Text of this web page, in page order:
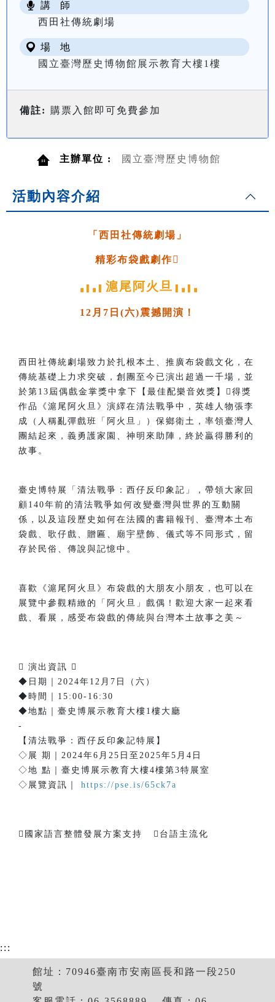
講 師
西田社傳統劇場
場 地
國立臺灣歷史博物館展示教育大樓1樓
備註: 購票入館即可免費參加
主辦單位 : 國立臺灣歷史博物館
活動內容介紹
「西田社傳統劇場」
精彩布袋戲劇作
▗▐▗▐ 滬尾阿火旦 ▐▗▐▗
12月7日(六)震撼開演！
西田社傳統劇場致力於扎根本土、推廣布袋戲文化，在
傳統基礎上力求突破，創團至今已演出超過一千場，並
於第13屆偶戲金掌獎中拿下【最佳配樂音效獎】得獎
作品《滬尾阿火旦》演繹在清法戰爭中，英雄人物張李
成（人稱亂彈戲班「阿火旦」）保鄉衛土，率領臺灣人
團結起來，義勇護家園、神明來助陣，終於贏得勝利的
故事。
臺史博特展「清法戰爭：西仔反印象記」，帶領大家回
顧140年前的清法戰爭如何改變臺灣與世界的互動關
係，以及這段歷史如何在法國的書籍報刊、臺灣本土布
袋戲、歌仔戲、贈匾、廟宇壁飾、儀式等不同形式，留
存於民俗、傳說與記憶中。
喜歡《滬尾阿火旦》布袋戲的大朋友小朋友，也可以在
展覽中參觀精緻的「阿火旦」戲偶！歡迎大家一起來看
戲、看展，感受布袋戲的傳統與台灣本土故事之美～
 演出資訊 
◆日期｜2024年12月7日（六）
◆時間｜15:00-16:30
◆地點｜臺史博展示教育大樓1樓大廳
-
【清法戰爭：西仔反印象記特展】
◇展 期｜2024年6月25日至2025年5月4日
◇地 點｜臺史博展示教育大樓4樓第3特展室
◇展覽資訊｜ https://pse.is/65ck7a
️國家語言整體發展方案支持 ️台語主流化
:::
館址：70946臺南市安南區長和路一段250
號